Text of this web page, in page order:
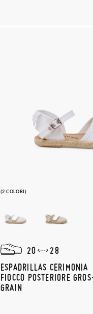
(2 COLORI)
20
28
ESPADRILLAS CERIMONIA
FIOCCO POSTERIORE
GRAIN